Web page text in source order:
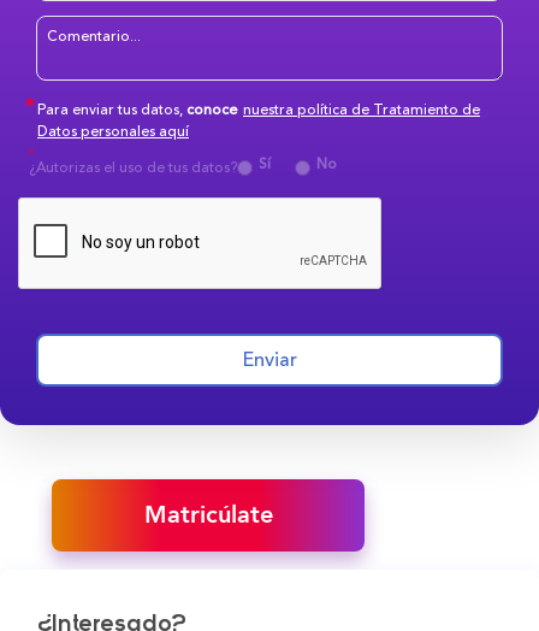
Para enviar tus datos,conoce nuestra política de Tratamiento de
Datos personales aquí
¿Autorizas el uso de tus datos?
Sí No
Enviar
Matricúlate
¿Interesado?